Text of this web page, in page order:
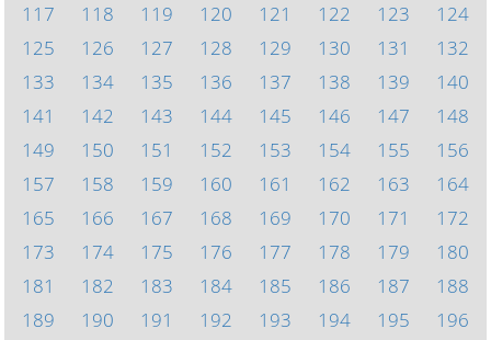
117
118 119 120 121 122 123
124
125
126 127 128 129 130 131
132
133
134 135 136 137 138 139
140
141
142 143 144 145 146 147
148
149
150 151 152 153 154 155
156
157
158 159 160 161 162 163
164
165
166 167 168 169 170 171
172
173
174 175 176 177 178 179
180
181
182 183 184 185 186 187
188
189
190 191 192 193 194 195
196